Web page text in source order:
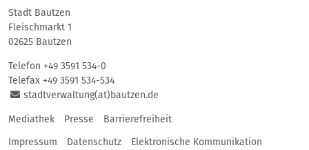
Stadt Bautzen
Fleischmarkt 1
02625 Bautzen
Telefon +49 3591 534-0
Telefax +49 3591 534-534
stadtverwaltung(at)bautzen.de
Mediathek Presse
Barrierefreiheit
Impressum
Datenschutz Elektronische Kommunikation